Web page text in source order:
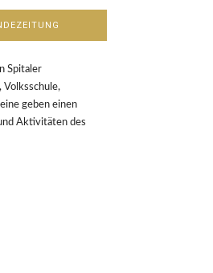
Spitaler
Volksschule,
geben einen
Aktivitäten des